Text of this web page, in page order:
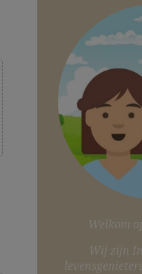
Welkom
Wij zijn